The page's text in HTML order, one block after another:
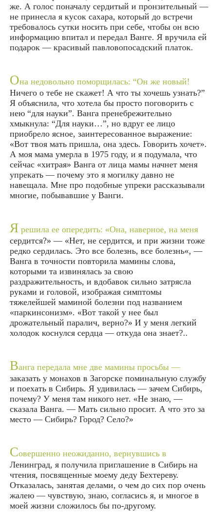
же. А голос поначалу сердитый и пронзительный —
не принесла я кусок сахара, который до встречи
требовалось сутки носить при себе, чтобы он всю
информацию впитал и передал Ванге. Я вручила ей
подарок — красивый павловопосадский платок.
Она недовольно поморщилась: “Он же новый!
Ничего о тебе не скажет! А что ты хочешь узнать?”
Я объяснила, что хотела бы просто поговорить с
нею “для науки”. Ванга пренебрежительно
хмыкнула: “Для науки…”, но вдруг ее лицо
приобрело ясное, заинтересованное выражение:
«Вот твоя мать пришла, она здесь. Говорить хочет».
А моя мама умерла в 1975 году, и я подумала, что
сейчас «хитрая» Ванга от лица мамы начнет меня
упрекать — почему это я могилку давно не
навещала. Мне про подобные упреки рассказывали
многие, побывавшие у Ванги.
Я решила ее опередить: «Она, наверное, на меня
сердится?» — «Нет, не сердится, и при жизни тоже
редко сердилась. Это все болезнь, все болезнь«, —
Ванга в точности повторила мамины слова,
которыми та извинялась за свою
раздражительность, и вдобавок сильно затрясла
руками и головой, изображая симптомы
тяжелейшей маминой болезни под названием
«паркинсонизм». «Вот такой у нее был
дрожательный паралич, верно?» И у меня легкий
холодок коснулся сердца — откуда она знает?..
Ванга передала мне две мамины просьбы —
заказать у монахов в Загорске поминальную службу
и поехать в Сибирь. Я удивилась — зачем Сибирь,
почему? У меня там никого нет. «Не знаю, —
сказала Ванга. — Мать сильно просит. А что это за
место — Сибирь? Город? Село?»
Совершенно неожиданно, вернувшись в
Ленинград, я получила приглашение в Сибирь на
чтения, посвященные моему деду Бехтереву.
Отказалась, занятая делами, о чем до сих пор очень
жалею — чувствую, знаю, согласись я, и многое в
моей жизни сложилось бы по-другому.